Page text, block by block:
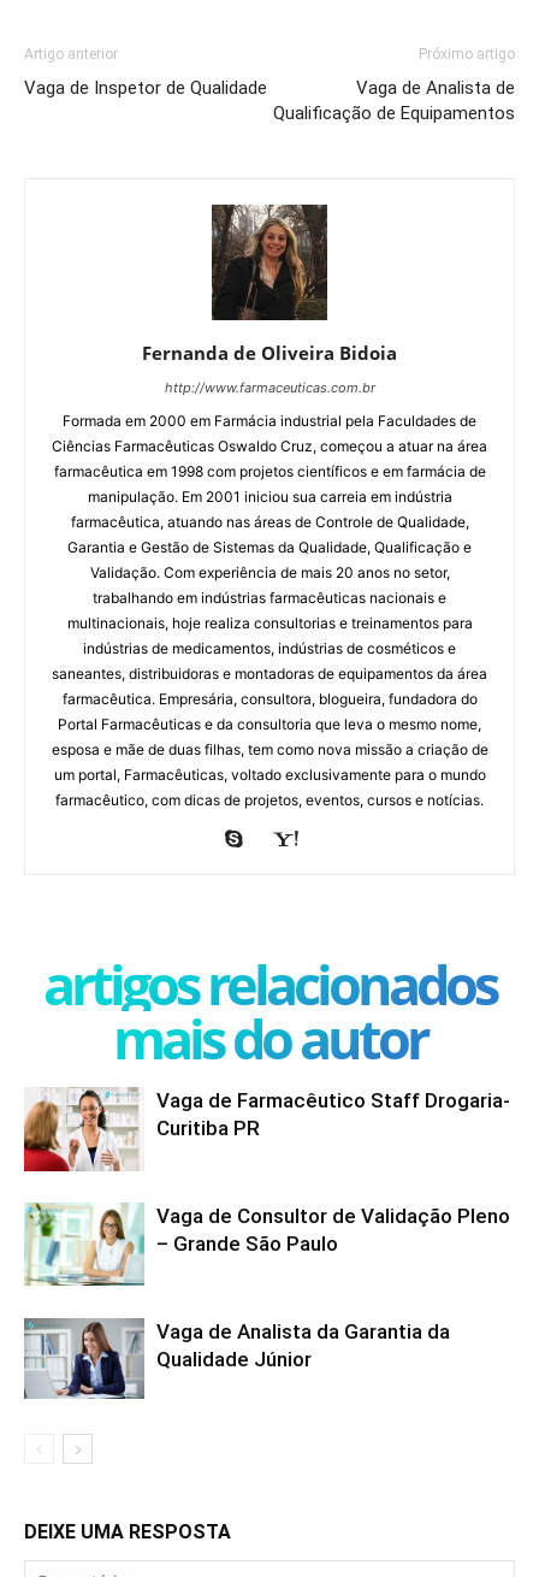
Artigo anterior
Vaga de Inspetor de Qualidade
Próximo artigo
Vaga de Analista de
Qualificação de Equipamentos
Fernanda de Oliveira Bidoia
http://www.farmaceuticas.com.br
Formada em 2000 em Farmácia industrial pela Faculdades de
Ciências Farmacêuticas Oswaldo Cruz, começou a atuar na área
farmacêutica em 1998 com projetos científicos e em farmácia de
manipulação. Em 2001 iniciou sua carreia em indústria
farmacêutica, atuando nas áreas de Controle de Qualidade,
Garantia e Gestão de Sistemas da Qualidade, Qualificação e
Validação. Com experiência de mais 20 anos no setor,
trabalhando em indústrias farmacêuticas nacionais e
multinacionais, hoje realiza consultorias e treinamentos para
indústrias de medicamentos, indústrias de cosméticos e
saneantes, distribuidoras e montadoras de equipamentos da área
farmacêutica. Empresária, consultora, blogueira, fundadora do
Portal Farmacêuticas e da consultoria que leva o mesmo nome,
esposa e mãe de duas filhas, tem como nova missão a criação de
um portal, Farmacêuticas, voltado exclusivamente para o mundo
farmacêutico, com dicas de projetos, eventos, cursos e notícias.
artigos relacionados
mais do autor
Vaga de Farmacêutico Staff Drogaria-
Curitiba PR
Vaga de Consultor de Validação Pleno
– Grande São Paulo
Vaga de Analista da Garantia da
Qualidade Júnior
DEIXE UMA RESPOSTA